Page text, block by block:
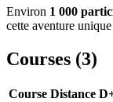
Environ 1 000
cette aventure
Courses (3)
Course Distance